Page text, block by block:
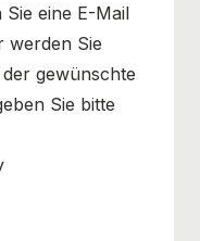
eine E-Mail
werden Sie
gewünschte
Sie bitte